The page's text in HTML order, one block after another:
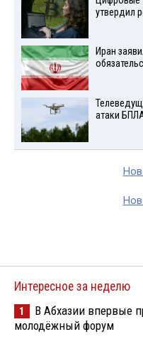
утвердил
Иран
атаки
Интересное за неделю
1
В Абхазии впервые
молодёжный форум